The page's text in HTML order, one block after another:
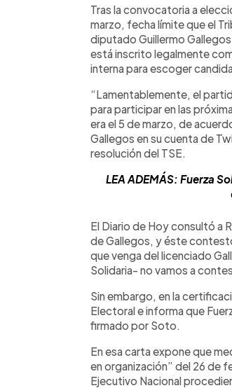
Escuchar
Tras la convocatoria a
marzo, fecha límite que el
diputado Guillermo
está inscrito legalmente
interna para escoger
“Lamentablemente, el
para participar en las
era el 5 de marzo, de
Gallegos en su cuenta de
resolución del TSE.
LEA ADEMÁS: Fuerza
El Diario de Hoy consultó a
de Gallegos, y éste
que venga del licenciado
Solidaria- no vamos a
Sin embargo, en la
Electoral e informa que
firmado por Soto.
En esa carta expone que
en organización” del 26 de
Ejecutivo Nacional